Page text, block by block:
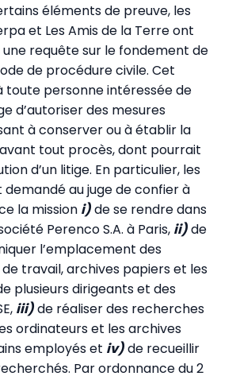
éléments de preuve, les
et Les Amis de la Terre ont
une requête sur le fondement de
de procédure civile. Cet
personne intéressée de
d’autoriser des mesures
à conserver ou à établir la
tout procès, dont pourrait
d’un litige. En particulier, les
au juge de confier à
la mission i)de se rendre dans
Perenco S.A. à Paris, ii)de
l’emplacement des
travail, archives papiers et les
plusieurs dirigeants et des
iii)de réaliser des recherches
ordinateurs et les archives
employés et iv)de recueillir
Par ordonnance du 2